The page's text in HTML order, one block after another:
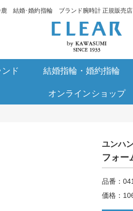
鹿 結婚･婚約指輪 ブランド腕時計 正規販売
ド 結婚指輪・婚約指輪
オンラインショップ
ユンハ
フォ
品番：
価格：